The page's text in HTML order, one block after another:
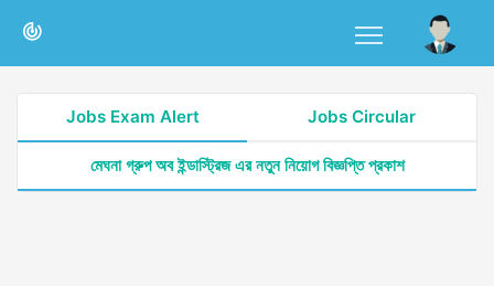
Jobs Exam Alert Jobs Circular
মেঘনা গ্রুপ অব ইন্ডাস্ট্রিজ এর নতুন নিয়োগ বিজ্ঞপ্তি প্রকাশ